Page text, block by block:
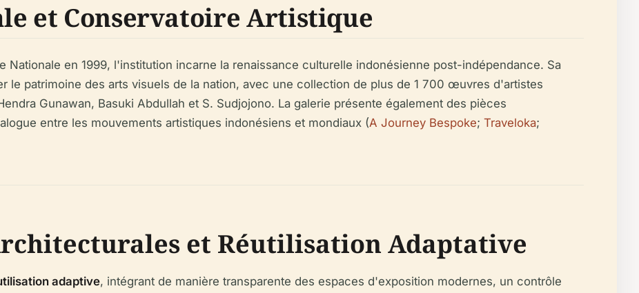
et Conservatoire Artistique
Nationale en 1999, l'institution incarne la renaissance culturelle indonésienne post-indépendance. Sa
le patrimoine des arts visuels de la nation, avec une collection de plus de 1 700 œuvres d'artistes
Gunawan, Basuki Abdullah et S. Sudjojono. La galerie présente également des pièces
entre les mouvements artistiques indonésiens et mondiaux (A Journey Bespoke; Traveloka;
et Réutilisation Adaptative
adaptive, intégrant de manière transparente des espaces d'exposition modernes, un contrôle